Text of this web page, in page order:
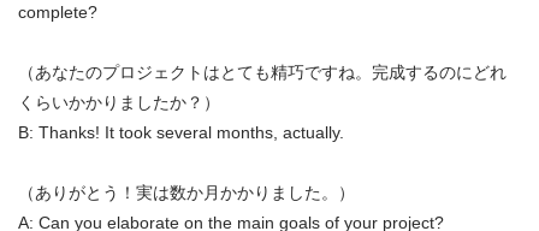
complete?
（あなたのプロジェクトはとても精巧ですね。完成するのにどれ
くらいかかりましたか？）
B: Thanks! It took several months, actually.
（ありがとう！実は数か月かかりました。）
A: Can you elaborate on the main goals of your project?